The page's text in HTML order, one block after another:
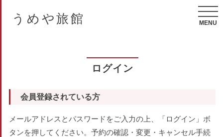
うめや旅館 MENU
ログイン
会員登録されている方
メールアドレスとパスワードをご入力の上、「ログイン」ボ
タンを押してください。予約の確認・変更・キャンセル手続